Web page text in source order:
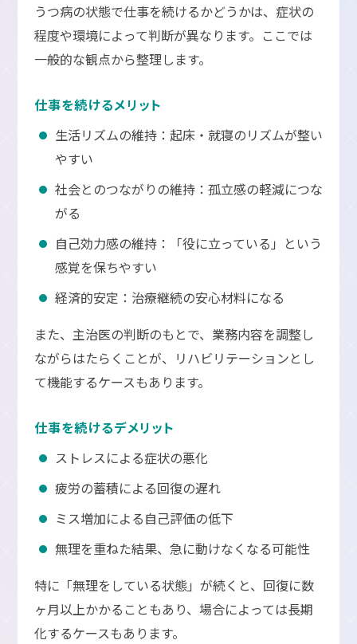
うつ病の状態で仕事を続けるかどうかは、症状の
程度や環境によって判断が異なります。ここでは
一般的な観点から整理します。
仕事を続けるメリット
生活リズムの維持：起床・就寝のリズムが整い
やすい
社会とのつながりの維持：孤立感の軽減につな
がる
自己効力感の維持：「役に立っている」という
感覚を保ちやすい
経済的安定：治療継続の安心材料になる
また、主治医の判断のもとで、業務内容を調整し
ながらはたらくことが、リハビリテーションとし
て機能するケースもあります。
仕事を続けるデメリット
ストレスによる症状の悪化
疲労の蓄積による回復の遅れ
ミス増加による自己評価の低下
無理を重ねた結果、急に動けなくなる可能性
特に「無理をしている状態」が続くと、回復に数
ヶ月以上かかることもあり、場合によっては長期
化するケースもあります。